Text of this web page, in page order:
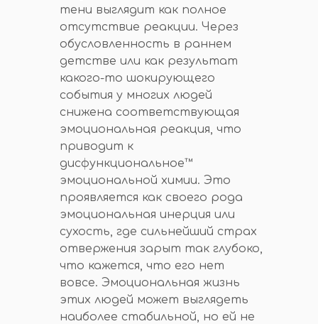
тени выглядит как полное
отсутствие реакции. Через
обусловленность в раннем
детстве или как результат
какого-то шокирующего
события у многих людей
снижена соответствующая
эмоциональная реакция, что
приводит к
дисфункциональное™
эмоциональной химии. Это
проявляется как своего рода
эмоциональная инерция или
сухость, где сильнейший страх
отвержения зарыт так глубоко,
что кажется, что его нет
вовсе. Эмоциональная жизнь
этих людей может выглядеть
наиболее стабильной, но ей не